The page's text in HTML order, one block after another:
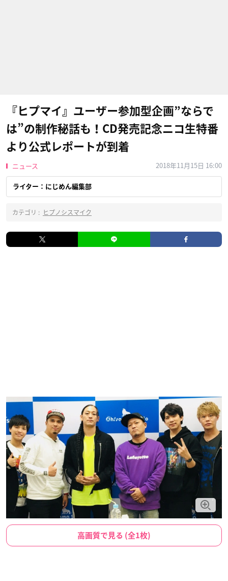
『ヒプマイ』ユーザー参加型企画”ならで
は”の制作秘話も！CD発売記念ニコ生特番
より公式レポートが到着
ニュース 2018年11月15日 16:00
ライター：にじめん編集部
カテゴリ : ヒプノシスマイク
高画質で見る (全1枚)